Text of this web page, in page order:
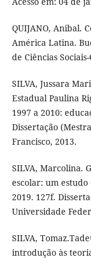
QUIJANO, Anibal.
América Latina.
de Ciências
SILVA, Jussara
Estadual Paulina
1997 a 2010:
Dissertação
Francisco, 2013.
SILVA, Marcolina.
escolar: um estudo
2019. 127f.
Universidade
SILVA,
introdução às